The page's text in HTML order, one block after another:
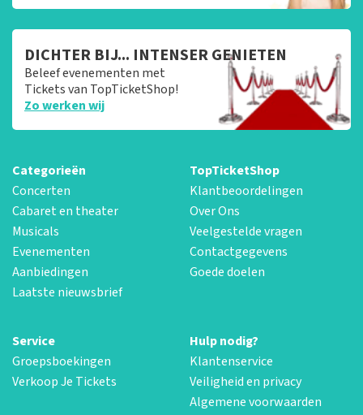
DICHTER BIJ... INTENSER GENIETEN
Beleef evenementen met
Tickets van TopTicketShop!
Zo werken wij
Categorieën
Concerten
Cabaret en theater
Musicals
Evenementen
Aanbiedingen
Laatste nieuwsbrief
TopTicketShop
Klantbeoordelingen
Over Ons
Veelgestelde vragen
Contactgegevens
Goede doelen
Service
Groepsboekingen
Verkoop Je Tickets
Hulp nodig?
Klantenservice
Veiligheid en privacy
Algemene voorwaarden